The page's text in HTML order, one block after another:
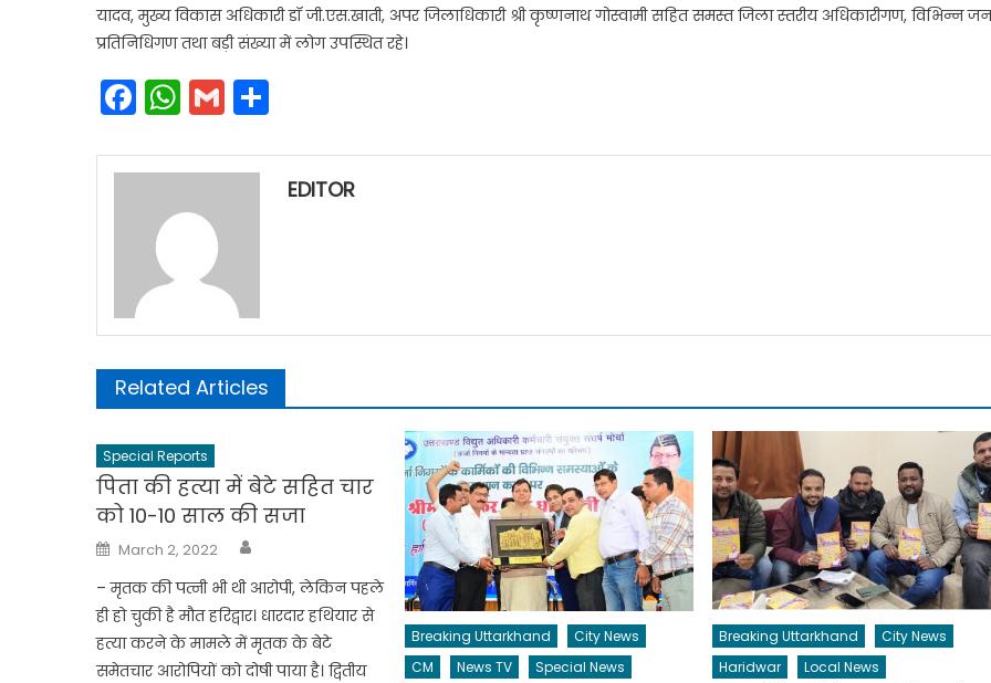
यादव, मुख्य विकास अधिकारी डॉ जी.एस.खाती, अपर जिलाधिकारी श्री कृष्णनाथ गोस्वामी सहित समस्त जिला स्तरीय अधिकारीगण, विभिन्न जन
प्रतिनिधिगण तथा बड़ी संख्या में लोग उपस्थित रहे।
Facebook
WhatsApp
Gmail
EDITOR
Related Articles
Special Reports
पिता की हत्या में बेटे सहित चार
को 10-10 साल की सजा
Posted
on
March 2, 2022
– मृतक की पत्नी भी थी आरोपी, लेकिन पहले
ही हो चुकी है मौत हरिद्वार। धारदार हथियार से
हत्या करने के मामले में मृतक के बेटे
समेतचार आरोपियों को दोषी पाया है। द्वितीय
Breaking Uttarkhand
City News
CM
News TV
Special News
Breaking Uttarkhand
City News
Haridwar
Local News